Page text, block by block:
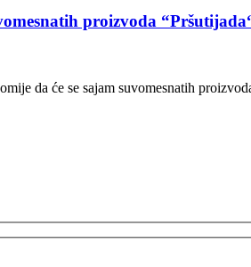
proizvoda
da će se sajam suvomesnatih